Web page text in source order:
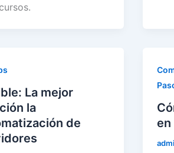
La mejor
la
de
en